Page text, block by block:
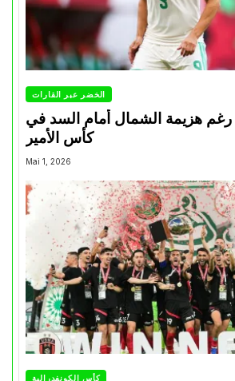
الخضر عبر القارات
هزيمة الشمال أمام السد في
كأس الأمير
Mai 1, 2026
كأس الكونفدرالية